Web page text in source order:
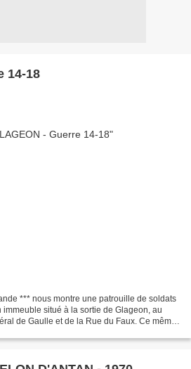
14-18
*** nous montre une patrouille de soldats
situé à la sortie de Glageon, au
de Gaulle et de la Rue du Faux. Ce même